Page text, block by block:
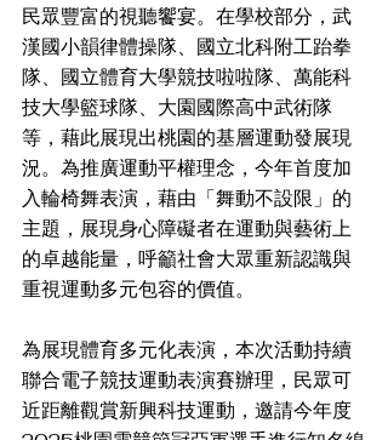
民眾豐富的視聽饗宴。在學校部分，武
漢國小韻律體操隊、國立北科附工跆拳
隊、國立體育大學競技啦啦隊、萬能科
技大學籃球隊、大園國際高中武術隊
等，藉此展現出桃園的基層運動發展現
況。為推廣運動平權理念，今年首度加
入輪椅舞表演，藉由「舞動不設限」的
主題，展現身心障礙者在運動與藝術上
的卓越能量，呼籲社會大眾重新認識與
重視運動多元包容的價值。
為展現體育多元化表演，本次活動持續
聯合電子競技運動表演賽辦理，民眾可
近距離觀賞新興科技運動，邀請今年度